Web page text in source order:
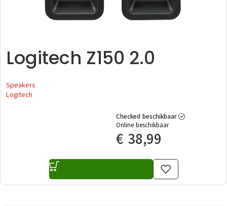
Logitech Z150 2.0
Speakers
Logitech
Checked beschikbaar
Online beschikbaar
€ 38,99